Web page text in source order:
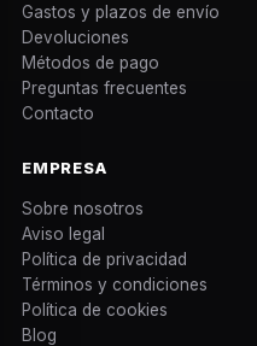
Gastos y plazos de envío
Devoluciones
Métodos de pago
Preguntas frecuentes
Contacto
EMPRESA
Sobre nosotros
Aviso legal
Política de privacidad
Términos y condiciones
Política de cookies
Blog